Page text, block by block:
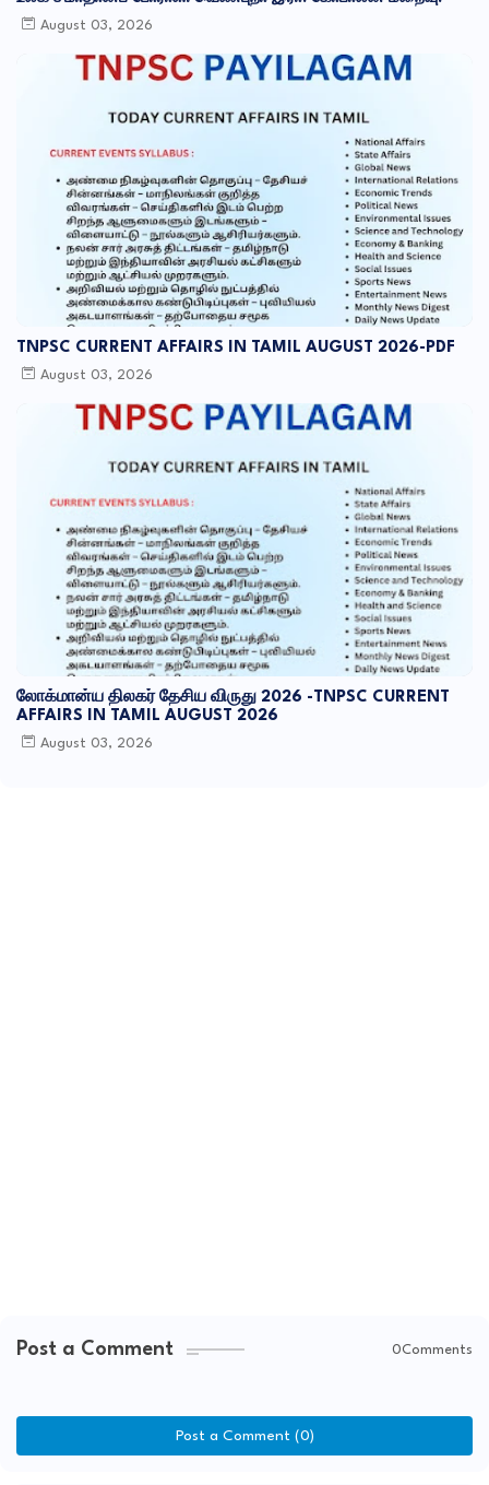
August 03, 2026
TNPSC CURRENT AFFAIRS IN TAMIL AUGUST 2026-PDF
August 03, 2026
லோக்மான்ய திலகர் தேசிய விருது 2026 -TNPSC CURRENT
AFFAIRS IN TAMIL AUGUST 2026
August 03, 2026
Post a Comment 0Comments
Post a Comment (0)